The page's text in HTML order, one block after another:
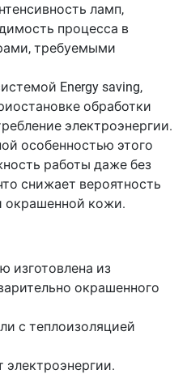
ламп,
процесса в
требуемыми
Energy saving,
обработки
электроэнергии.
особенностью этого
работы даже без
снижает вероятность
окрашенной кожи.
изготовлена из
окрашенного
с теплоизоляцией
электроэнергии.